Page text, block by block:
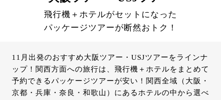
飛行機＋ホテルがセットになった
パッケージツアーが断然おトク！
11月出発のおすすめ大阪ツアー・USJツアーをラインナ
ップ！関西方面への旅行は、飛行機＋ホテルをまとめて
予約できるパッケージツアーが安い！関西全域（大阪・
京都・兵庫・奈良・和歌山）にあるホテルの中から選べ